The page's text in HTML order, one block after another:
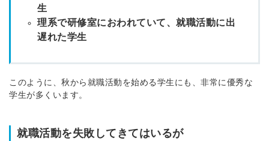
生
理系で研修室におわれていて、就職活動に出
遅れた学生
このように、秋から就職活動を始める学生にも、非常に優秀な
学生が多くいます。
就職活動を失敗してきてはいるが